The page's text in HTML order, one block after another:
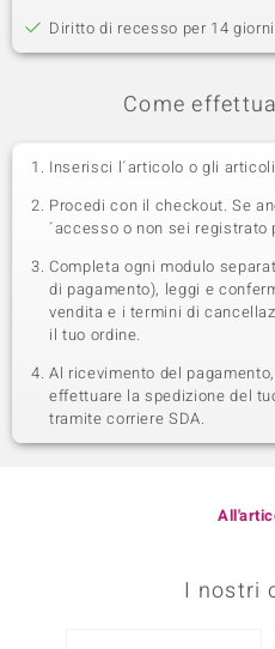
Diritto di recesso per 14 giorni
Come
Inserisci l´articolo o gli
Procedi con il checkout. Se
´accesso o non sei
Completa ogni modulo
di pagamento), leggi e
vendita e i termini di
il tuo ordine.
Al ricevimento del
effettuare la spedizione del
tramite corriere SDA.
I nostri